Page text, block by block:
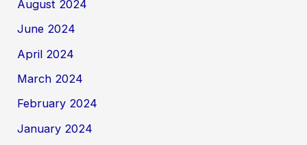
August 2024
June 2024
April 2024
March 2024
February 2024
January 2024